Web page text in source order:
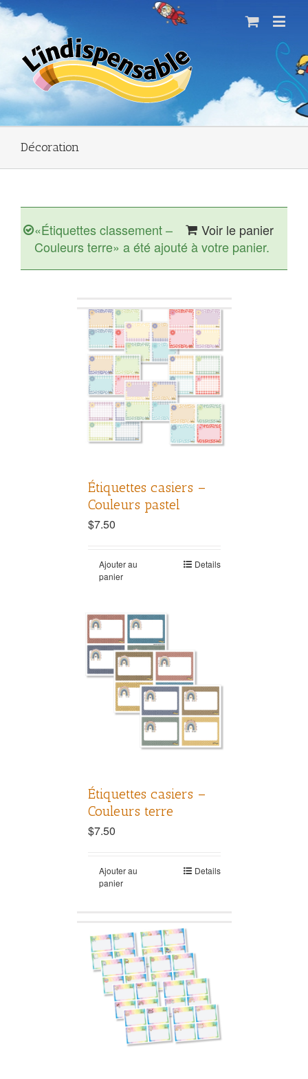
Décoration
Voir le panier
«Étiquettes classement –
Couleurs terre» a été ajouté à votre panier.
Étiquettes casiers –
Couleurs pastel
$7.50
Ajouter au
panier
Details
Étiquettes casiers –
Couleurs terre
$7.50
Ajouter au
panier
Details